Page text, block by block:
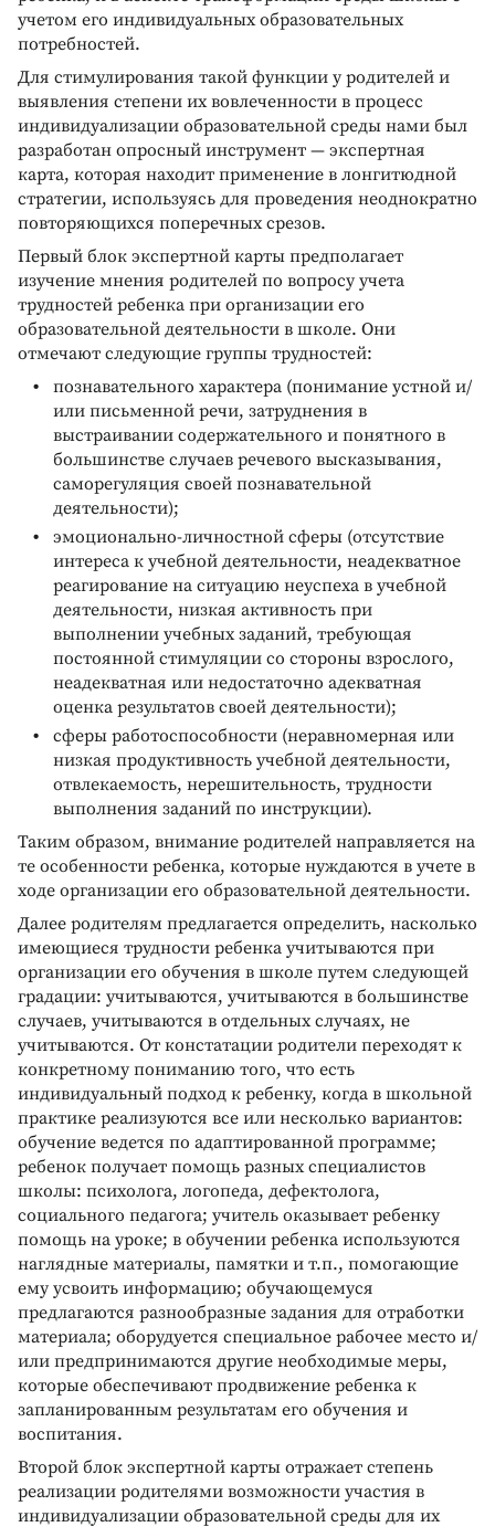
учетом его индивидуальных образовательных
потребностей.
Для стимулирования такой функции у родителей и
выявления степени их вовлеченности в процесс
индивидуализации образовательной среды нами был
разработан опросный инструмент — экспертная
карта, которая находит применение в лонгитюдной
стратегии, используясь для проведения неоднократно
повторяющихся поперечных срезов.
Первый блок экспертной карты предполагает
изучение мнения родителей по вопросу учета
трудностей ребенка при организации его
образовательной деятельности в школе. Они
отмечают следующие группы трудностей:
познавательного характера (понимание устной и/
или письменной речи, затруднения в
выстраивании содержательного и понятного в
большинстве случаев речевого высказывания,
саморегуляция своей познавательной
деятельности);
эмоционально-личностной сферы (отсутствие
интереса к учебной деятельности, неадекватное
реагирование на ситуацию неуспеха в учебной
деятельности, низкая активность при
выполнении учебных заданий, требующая
постоянной стимуляции со стороны взрослого,
неадекватная или недостаточно адекватная
оценка результатов своей деятельности);
сферы работоспособности (неравномерная или
низкая продуктивность учебной деятельности,
отвлекаемость, нерешительность, трудности
выполнения заданий по инструкции).
Таким образом, внимание родителей направляется на
те особенности ребенка, которые нуждаются в учете в
ходе организации его образовательной деятельности.
Далее родителям предлагается определить, насколько
имеющиеся трудности ребенка учитываются при
организации его обучения в школе путем следующей
градации: учитываются, учитываются в большинстве
случаев, учитываются в отдельных случаях, не
учитываются. От констатации родители переходят к
конкретному пониманию того, что есть
индивидуальный подход к ребенку, когда в школьной
практике реализуются все или несколько вариантов:
обучение ведется по адаптированной программе;
ребенок получает помощь разных специалистов
школы: психолога, логопеда, дефектолога,
социального педагога; учитель оказывает ребенку
помощь на уроке; в обучении ребенка используются
наглядные материалы, памятки и т.п., помогающие
ему усвоить информацию; обучающемуся
предлагаются разнообразные задания для отработки
материала; оборудуется специальное рабочее место и/
или предпринимаются другие необходимые меры,
которые обеспечивают продвижение ребенка к
запланированным результатам его обучения и
воспитания.
Второй блок экспертной карты отражает степень
реализации родителями возможности участия в
индивидуализации образовательной среды для их